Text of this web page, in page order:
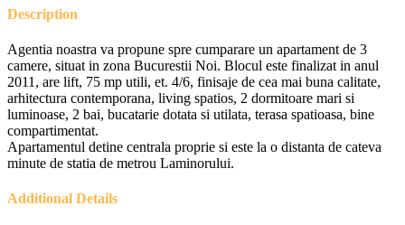
Description
Agentia noastra va propune spre cumparare un apartament de 3
camere, situat in zona Bucurestii Noi. Blocul este finalizat in anul
2011, are lift, 75 mp utili, et. 4/6, finisaje de cea mai buna calitate,
arhitectura contemporana, living spatios, 2 dormitoare mari si
luminoase, 2 bai, bucatarie dotata si utilata, terasa spatioasa, bine
compartimentat.
Apartamentul detine centrala proprie si este la o distanta de cateva
minute de statia de metrou Laminorului.
Additional Details